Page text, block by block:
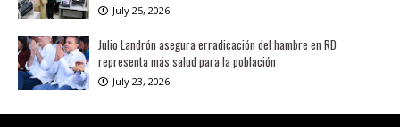
July 25, 2026
Julio Landrón asegura erradicación del hambre en RD
representa más salud para la población
July 23, 2026